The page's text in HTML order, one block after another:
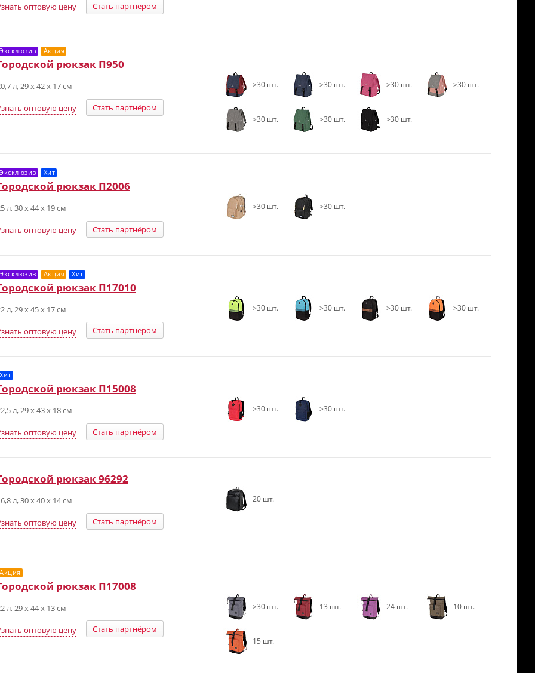
оптовую цену Стать партнёром
Эксклюзив Акция
рюкзак П950
л, 29 х 42 х 17 см
оптовую цену Стать партнёром
>30 шт. >30 шт. >30 шт. >30 шт.
>30 шт. >30 шт. >30 шт.
Эксклюзив Хит
рюкзак П2006
л, 30 х 44 х 19 см
оптовую цену Стать партнёром
>30 шт. >30 шт.
Эксклюзив Акция Хит
рюкзак П17010
л, 29 х 45 х 17 см
оптовую цену Стать партнёром
>30 шт. >30 шт. >30 шт. >30 шт.
Хит
рюкзак П15008
л, 29 х 43 х 18 см
оптовую цену Стать партнёром
>30 шт. >30 шт.
рюкзак 96292
л, 30 x 40 x 14 см
оптовую цену Стать партнёром
20 шт.
Акция
рюкзак П17008
л, 29 x 44 x 13 см
оптовую цену Стать партнёром
>30 шт. 13 шт. 24 шт. 10 шт.
15 шт.